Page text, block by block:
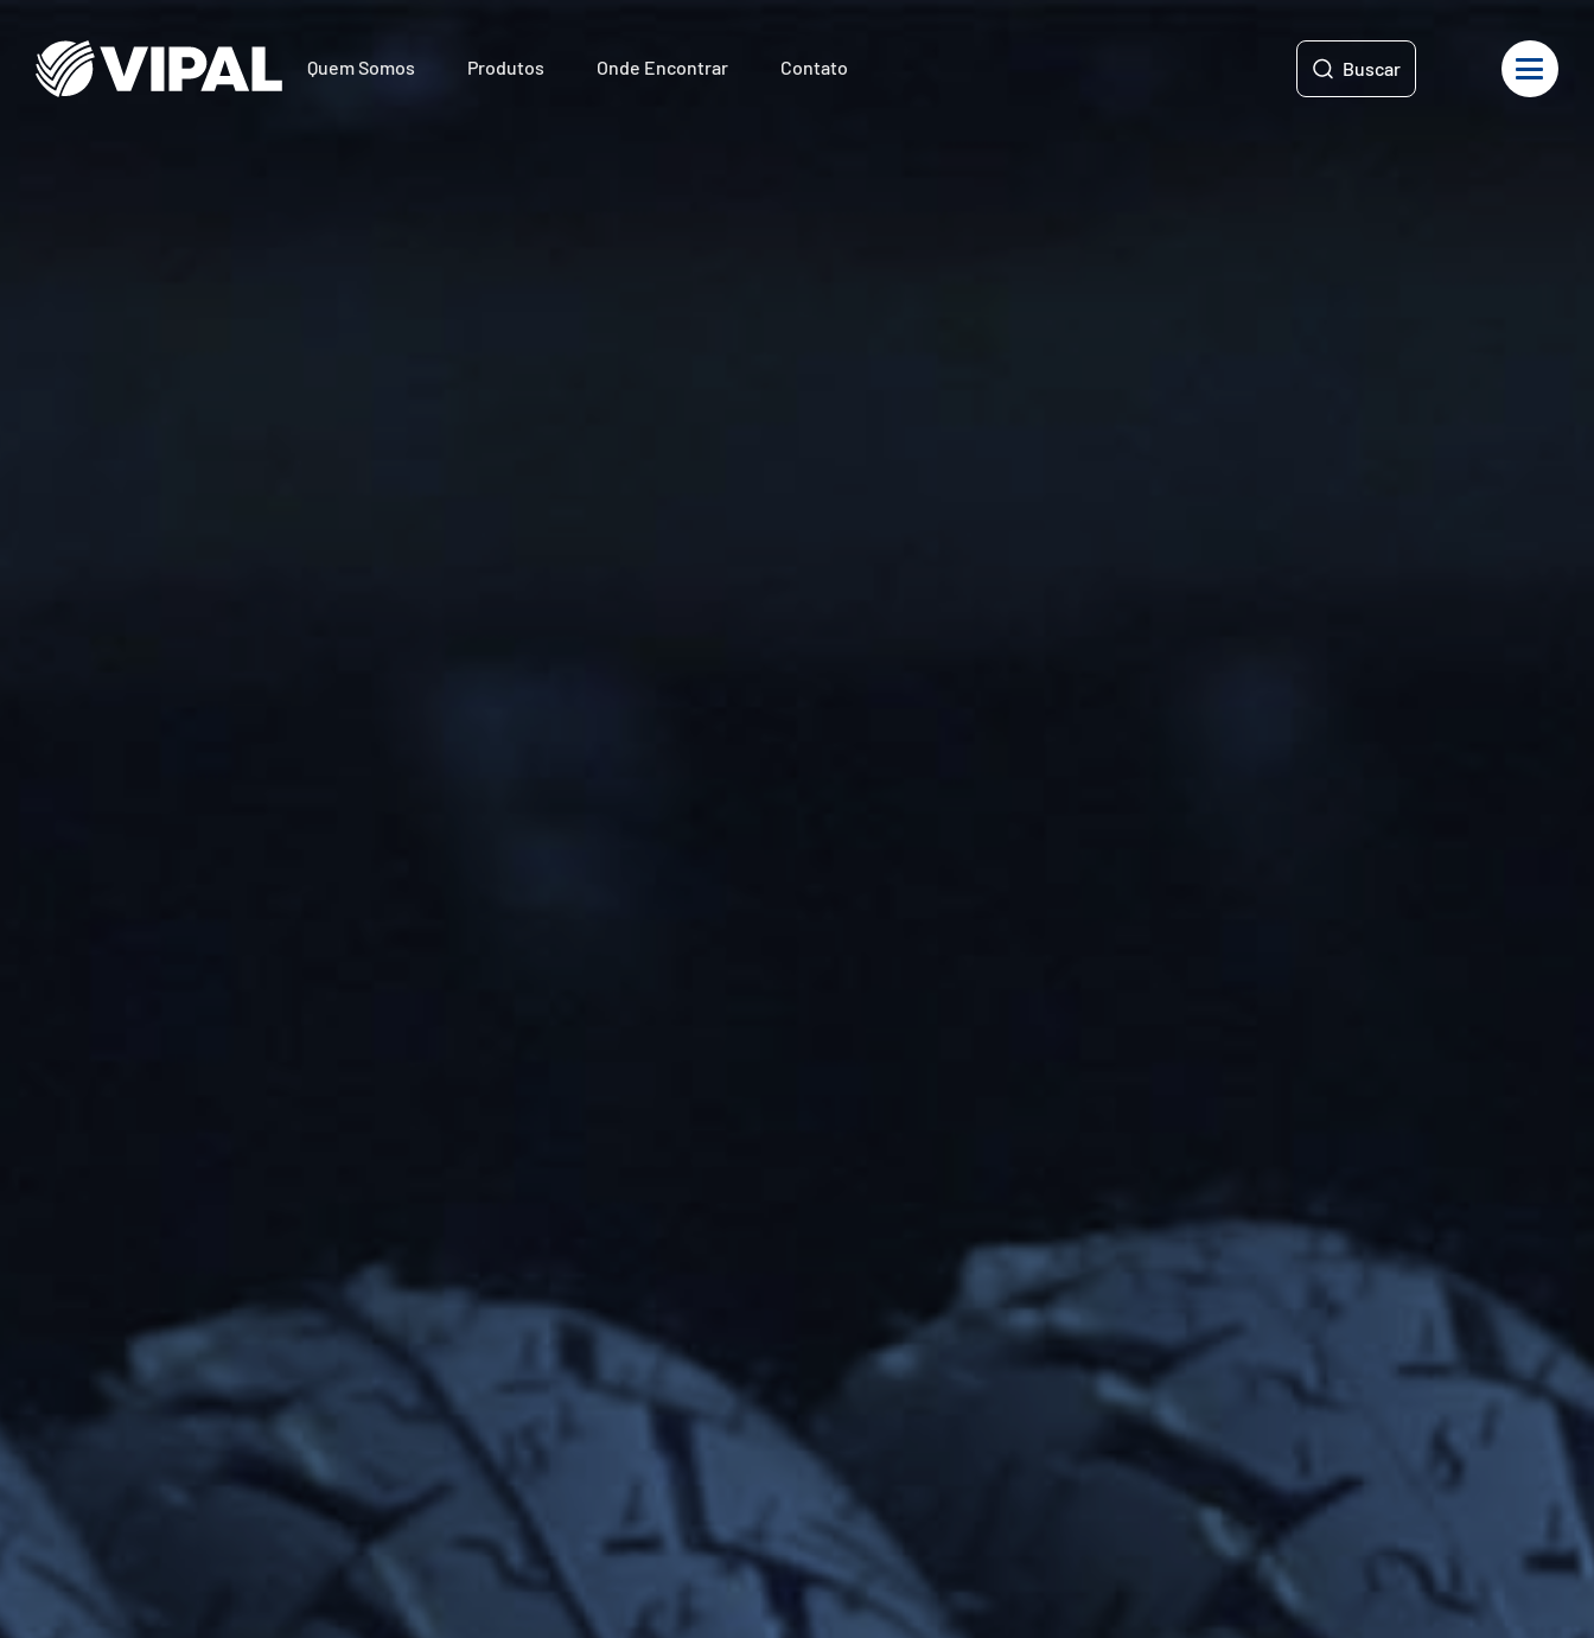
Quem Somos Produtos Onde Encontrar Contato Buscar